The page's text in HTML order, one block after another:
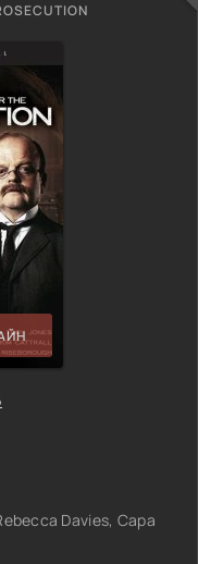
Davies, Сара